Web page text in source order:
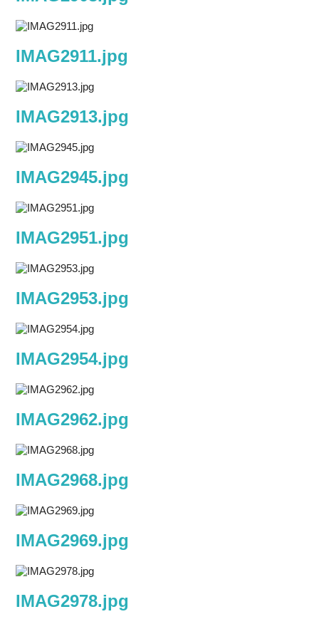
IMAG2911.jpg
IMAG2913.jpg
IMAG2945.jpg
IMAG2951.jpg
IMAG2953.jpg
IMAG2954.jpg
IMAG2962.jpg
IMAG2968.jpg
IMAG2969.jpg
IMAG2978.jpg